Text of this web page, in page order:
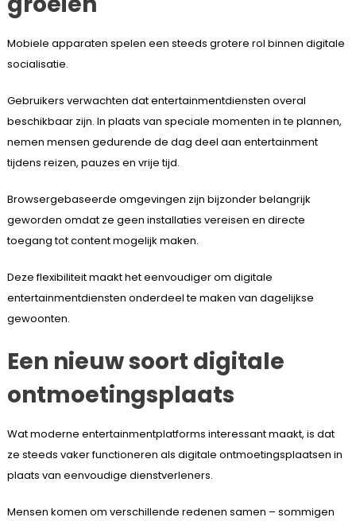
Mobiele apparaten spelen een steeds grotere rol binnen digitale
socialisatie.
Gebruikers verwachten dat entertainmentdiensten overal
beschikbaar zijn. In plaats van speciale momenten in te plannen,
nemen mensen gedurende de dag deel aan entertainment
tijdens reizen, pauzes en vrije tijd.
Browsergebaseerde omgevingen zijn bijzonder belangrijk
geworden omdat ze geen installaties vereisen en directe
toegang tot content mogelijk maken.
Deze flexibiliteit maakt het eenvoudiger om digitale
entertainmentdiensten onderdeel te maken van dagelijkse
gewoonten.
Een nieuw soort digitale
ontmoetingsplaats
Wat moderne entertainmentplatforms interessant maakt, is dat
ze steeds vaker functioneren als digitale ontmoetingsplaatsen in
plaats van eenvoudige dienstverleners.
Mensen komen om verschillende redenen samen – sommigen